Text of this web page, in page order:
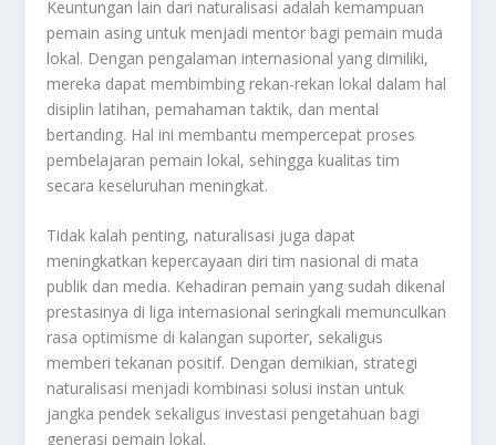
Keuntungan lain dari naturalisasi adalah kemampuan
pemain asing untuk menjadi mentor bagi pemain muda
lokal. Dengan pengalaman internasional yang dimiliki,
mereka dapat membimbing rekan-rekan lokal dalam hal
disiplin latihan, pemahaman taktik, dan mental
bertanding. Hal ini membantu mempercepat proses
pembelajaran pemain lokal, sehingga kualitas tim
secara keseluruhan meningkat.
Tidak kalah penting, naturalisasi juga dapat
meningkatkan kepercayaan diri tim nasional di mata
publik dan media. Kehadiran pemain yang sudah dikenal
prestasinya di liga internasional seringkali memunculkan
rasa optimisme di kalangan suporter, sekaligus
memberi tekanan positif. Dengan demikian, strategi
naturalisasi menjadi kombinasi solusi instan untuk
jangka pendek sekaligus investasi pengetahuan bagi
generasi pemain lokal.